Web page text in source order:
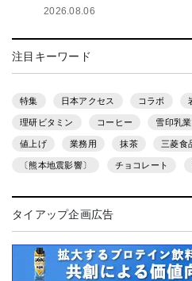
2026.08.06
注目キーワード
特集 日本アクセス コラボ
理研ビタミン コーヒー 雪印乳業
値上げ 業務用 抹茶 三菱食
〔熊本地震影響〕 チョコレート
タイアップ企画広告